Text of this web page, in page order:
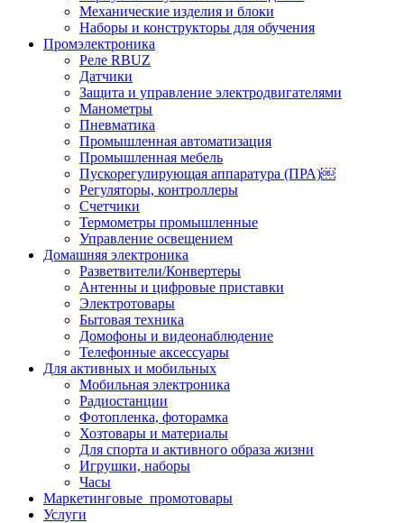
Механические изделия и блоки
Наборы и конструкторы для обучения
Промэлектроника
Реле RBUZ
Датчики
Защита и управление электродвигателями
Манометры
Пневматика
Промышленная автоматизация
Промышленная мебель
Пускорегулирующая аппаратура (ПРА)￼
Регуляторы, контроллеры
Счетчики
Термометры промышленные
Управление освещением
Домашняя электроника
Разветвители/Конвертеры
Антенны и цифровые приставки
Электротовары
Бытовая техника
Домофоны и видеонаблюдение
Телефонные аксессуары
Для активных и мобильных
Мобильная электроника
Радиостанции
Фотопленка, фоторамка
Хозтовары и материалы
Для спорта и активного образа жизни
Игрушки, наборы
Часы
Маркетинговые_промотовары
Услуги